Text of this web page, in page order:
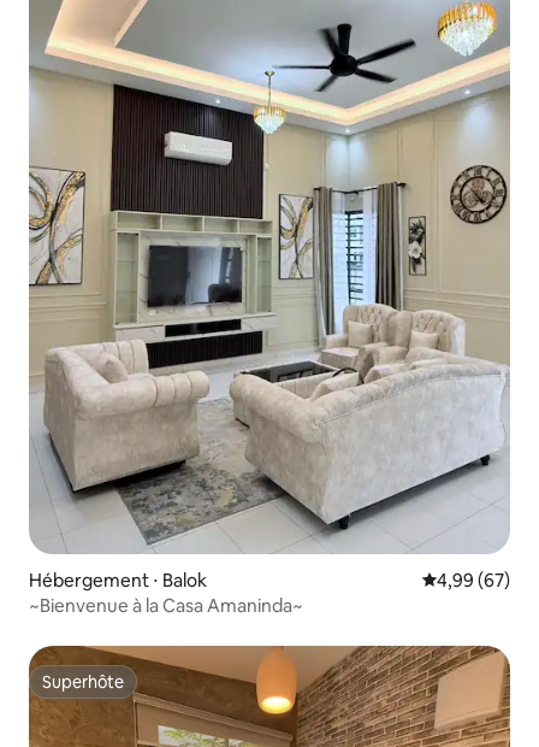
Hébergement ⋅ Balok Évaluation
4,99 (67)
~Bienvenue à la Casa Amaninda~
Superhôte
Superhôte